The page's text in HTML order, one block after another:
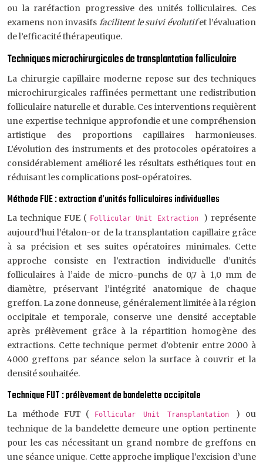
ou la raréfaction progressive des unités folliculaires. Ces
examens non invasifs facilitent le suivi évolutifet l’évaluation
de l’efficacité thérapeutique.
Techniques microchirurgicales de transplantation folliculaire
La chirurgie capillaire moderne repose sur des techniques
microchirurgicales raffinées permettant une redistribution
folliculaire naturelle et durable. Ces interventions requièrent
une expertise technique approfondie et une compréhension
artistique des proportions capillaires harmonieuses.
L’évolution des instruments et des protocoles opératoires a
considérablement amélioré les résultats esthétiques tout en
réduisant les complications post-opératoires.
Méthode FUE : extraction d’unités folliculaires individuelles
La technique FUE ( Follicular Unit Extraction ) représente
aujourd’hui l’étalon-or de la transplantation capillaire grâce
à sa précision et ses suites opératoires minimales. Cette
approche consiste en l’extraction individuelle d’unités
folliculaires à l’aide de micro-punchs de 0,7 à 1,0 mm de
diamètre, préservant l’intégrité anatomique de chaque
greffon. La zone donneuse, généralement limitée à la région
occipitale et temporale, conserve une densité acceptable
après prélèvement grâce à la répartition homogène des
extractions. Cette technique permet d’obtenir entre 2000 à
4000 greffons par séance selon la surface à couvrir et la
densité souhaitée.
Technique FUT : prélèvement de bandelette occipitale
La méthode FUT ( Follicular Unit Transplantation ) ou
technique de la bandelette demeure une option pertinente
pour les cas nécessitant un grand nombre de greffons en
une séance unique. Cette approche implique l’excision d’une